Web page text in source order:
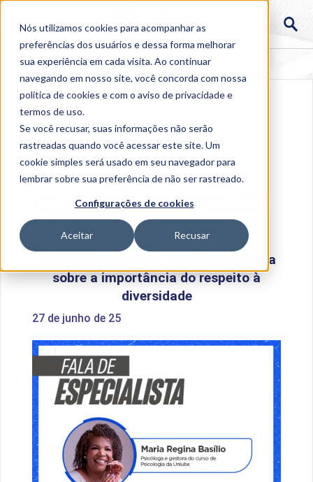
Nós utilizamos cookies para acompanhar as
preferências dos usuários e dessa forma melhorar
sua experiência em cada visita. Ao continuar
navegando em nosso site, você concorda com nossa
política de cookies e com o aviso deprivacidade e
termos de uso.
Se você recusar, suas informações não serão
rastreadas quando você acessar este site. Um
cookie simples será usado em seu navegador para
lembrar sobre sua preferência de não ser rastreado.
Configurações de cookies
Aceitar Recusar
Especialista: psicóloga explica sobre a importância do
respeito à diversidade
Fala de Especialista: psicóloga explica
sobre a importância do respeito à
diversidade
27 de junho de 25